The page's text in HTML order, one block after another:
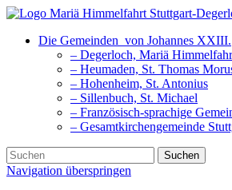
Die Gemeinden von Johannes XXIII.
– Degerloch, Mariä
– Heumaden, St. Thomas
– Hohenheim, St. Antonius
– Sillenbuch, St. Michael
– Französisch-sprachige
– Gesamtkirchengemeinde
Suchen
Navigation überspringen